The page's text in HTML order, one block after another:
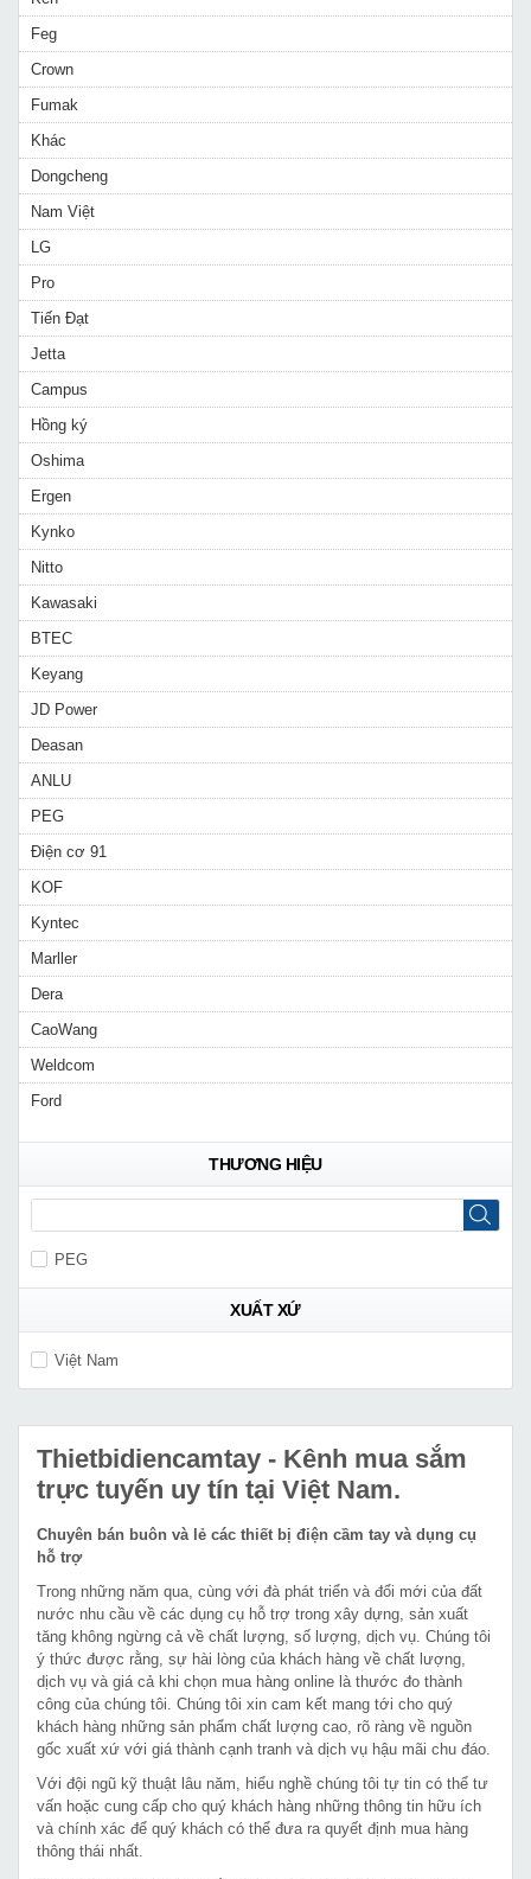
Feg
Crown
Fumak
Khác
Dongcheng
Nam Việt
LG
Pro
Tiến Đạt
Jetta
Campus
Hồng ký
Oshima
Ergen
Kynko
Nitto
Kawasaki
BTEC
Keyang
JD Power
Deasan
ANLU
PEG
Điện cơ 91
KOF
Kyntec
Marller
Dera
CaoWang
Weldcom
Ford
THƯƠNG HIỆU
PEG
XUẤT XỨ
Việt Nam
Thietbidiencamtay - Kênh mua sắm
trực tuyến uy tín tại Việt Nam.
Chuyên bán buôn và lẻ các thiết bị điện cầm tay và dụng cụ
hỗ trợ
Trong những năm qua, cùng với đà phát triển và đổi mới của đất
nước nhu cầu về các dụng cụ hỗ trợ trong xây dựng, sản xuất
tăng không ngừng cả về chất lượng, số lượng, dịch vụ. Chúng tôi
ý thức được rằng, sự hài lòng của khách hàng về chất lượng,
dịch vụ và giá cả khi chọn mua hàng online là thước đo thành
công của chúng tôi. Chúng tôi xin cam kết mang tới cho quý
khách hàng những sản phẩm chất lượng cao, rõ ràng về nguồn
gốc xuất xứ với giá thành cạnh tranh và dịch vụ hậu mãi chu đáo.
Với đội ngũ kỹ thuật lâu năm, hiểu nghề chúng tôi tự tin có thể tư
vấn hoặc cung cấp cho quý khách hàng những thông tin hữu ích
và chính xác để quý khách có thể đưa ra quyết định mua hàng
thông thái nhất.